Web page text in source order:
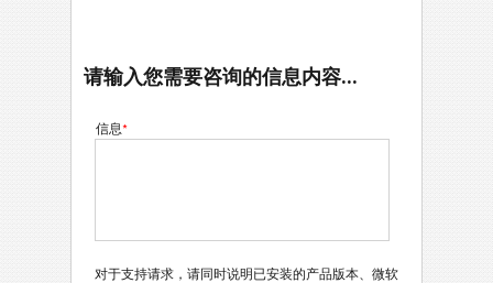
请输入您需要咨询的信息内容...
信息*
对于支持请求，请同时说明已安装的产品版本、微软